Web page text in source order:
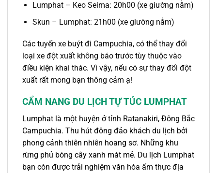
Lumphat – Keo Seima: 20h00 (xe giường nằm)
Skun – Lumphat: 21h00 (xe giường nằm)
Các tuyến xe buýt đi Campuchia, có thể thay đổi
loại xe đột xuất không báo trước tùy thuộc vào
điều kiện khai thác. Vì vậy, nếu có sự thay đổi đột
xuất rất mong bạn thông cảm ạ!
CẨM NANG DU LỊCH TỰ TÚC LUMPHAT
Lumphat là một huyện ở tỉnh Ratanakiri, Đông Bắc
Campuchia. Thu hút đông đảo khách du lịch bởi
phong cảnh thiên nhiên hoang sơ. Những khu
rừng phủ bóng cây xanh mát mẻ. Du lịch Lumphat
bạn còn được trải nghiệm văn hóa ẩm thực địa